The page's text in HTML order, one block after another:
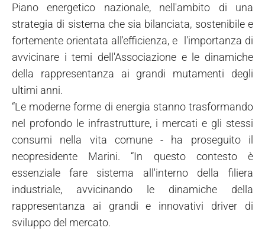
Piano energetico nazionale, nell'ambito di una
strategia di sistema che sia bilanciata, sostenibile e
fortemente orientata all'efficienza, e l'importanza di
avvicinare i temi dell'Associazione e le dinamiche
della rappresentanza ai grandi mutamenti degli
ultimi anni.
“Le moderne forme di energia stanno trasformando
nel profondo le infrastrutture, i mercati e gli stessi
consumi nella vita comune - ha proseguito il
neopresidente Marini. “In questo contesto è
essenziale fare sistema all'interno della filiera
industriale, avvicinando le dinamiche della
rappresentanza ai grandi e innovativi driver di
sviluppo del mercato.